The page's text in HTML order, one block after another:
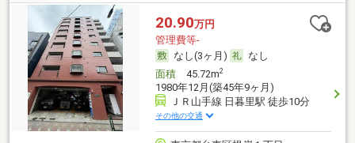
20.90万円
管理費等-
なし(3ヶ月)
なし
面積45.72m2
1980年12月(築45年9ヶ月)
ＪＲ山手線 日暮里駅 徒歩10分
その他の交通